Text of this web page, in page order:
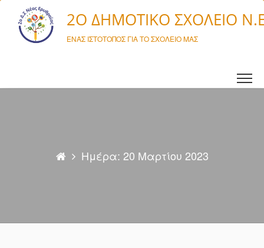
Μετάβαση σε περιεχόμενο
2O ΔΗΜΟΤΙΚΌ ΣΧΟΛΕΊΟ
ΈΝΑΣ ΙΣΤΌΤΟΠΟΣ ΓΙΑ ΤΟ ΣΧΟΛΕΊΟ ΜΑΣ
Ημέρα: 20 Μαρτίου 2023